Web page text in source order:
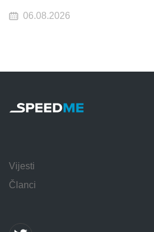
06.08.2026
Vijesti
Članci